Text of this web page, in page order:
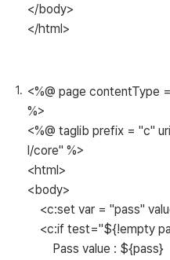
</body>
</html>
<%@ page contentType
%>
<%@ taglib prefix = "c"
l/core" %>
<html>
<body>
<c:set var = "pass"
<c:if test="${!empty
Pass value : ${pass}